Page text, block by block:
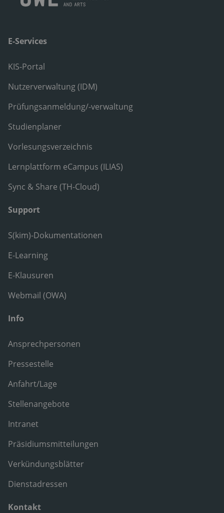
E-Services
KIS-Portal
Nutzerverwaltung (IDM)
Prüfungsanmeldung/-verwaltung
Studienplaner
Vorlesungsverzeichnis
Lernplattform eCampus (ILIAS)
Sync & Share (TH-Cloud)
Support
S(kim)-Dokumentationen
E-Learning
E-Klausuren
Webmail (OWA)
Info
Ansprechpersonen
Pressestelle
Anfahrt/Lage
Stellenangebote
Intranet
Präsidiumsmitteilungen
Verkündungsblätter
Dienstadressen
Kontakt